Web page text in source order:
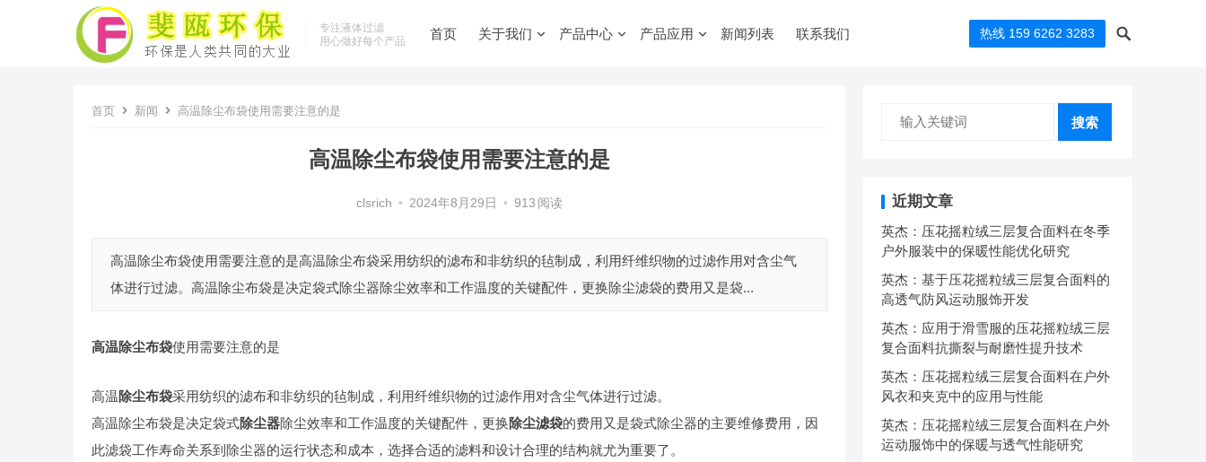
专注液体过滤
用心做好每个产品
首页 关于我们 产品中心 产品应用 新闻列表 联系我们 热线 159 6262 3283
首页 新闻 高温除尘布袋使用需要注意的是
高温除尘布袋使用需要注意的是
clsrich • 2024年8月29日 • 913 阅读
高温除尘布袋使用需要注意的是高温除尘布袋采用纺织的滤布和非纺织的毡制成，利用纤维织物的过滤作用对含尘气
体进行过滤。高温除尘布袋是决定袋式除尘器除尘效率和工作温度的关键配件，更换除尘滤袋的费用又是袋...
高温除尘布袋使用需要注意的是
高温除尘布袋采用纺织的滤布和非纺织的毡制成，利用纤维织物的过滤作用对含尘气体进行过滤。
高温除尘布袋是决定袋式除尘器除尘效率和工作温度的关键配件，更换除尘滤袋的费用又是袋式除尘器的主要维修费用，因
此滤袋工作寿命关系到除尘器的运行状态和成本，选择合适的滤料和设计合理的结构就尤为重要了。
搜索
近期文章
英杰：压花摇粒绒三层复合面料在冬季
户外服装中的保暖性能优化研究
英杰：基于压花摇粒绒三层复合面料的
高透气防风运动服饰开发
英杰：应用于滑雪服的压花摇粒绒三层
复合面料抗撕裂与耐磨性提升技术
英杰：压花摇粒绒三层复合面料在户外
风衣和夹克中的应用与性能
英杰：压花摇粒绒三层复合面料在户外
运动服饰中的保暖与透气性能研究